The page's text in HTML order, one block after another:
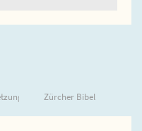
Zürcher Bibel